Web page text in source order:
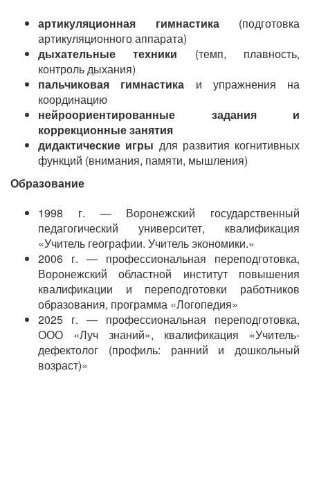
артикуляционная гимнастика(подготовка
артикуляционного аппарата)
дыхательные техники (темп, плавность,
контроль дыхания)
пальчиковая гимнастика и упражнения на
координацию
нейроориентированные задания и
коррекционные занятия
дидактические игры для развития когнитивных
функций (внимания, памяти, мышления)
Образование
1998 г. — Воронежский государственный
педагогический университет, квалификация
«Учитель географии. Учитель экономики.»
2006 г. — профессиональная переподготовка,
Воронежский областной институт повышения
квалификации и переподготовки работников
образования, программа «Логопедия»
2025 г. — профессиональная переподготовка,
ООО «Луч знаний», квалификация «Учитель-
дефектолог (профиль: ранний и дошкольный
возраст)»